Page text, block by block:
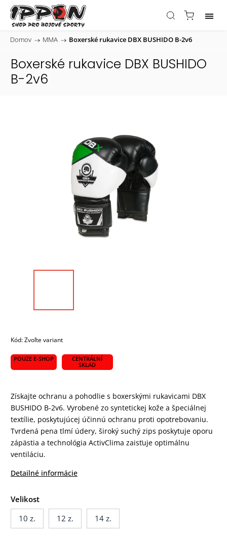
Domov / MMA / Boxerské rukavice DBX BUSHIDO B-2v6
Boxerské rukavice DBX BUSHIDO
B-2v6
Kód:Zvoľte variant
POUZE E-SHOP
CENTRÁLNÍ
SKLAD
Získajte ochranu a pohodlie s boxerskými rukavicami DBX
BUSHIDO B-2v6. Vyrobené zo syntetickej kože a špeciálnej
textílie, poskytujúcej účinnú ochranu proti opotrebovaniu.
Tvrdená pena tlmí údery, široký suchý zips poskytuje oporu
zápästia a technológia ActivClima zaisťuje optimálnu
ventiláciu.
Detailné informácie
Velikost
10 z.
12 z. 14 z.